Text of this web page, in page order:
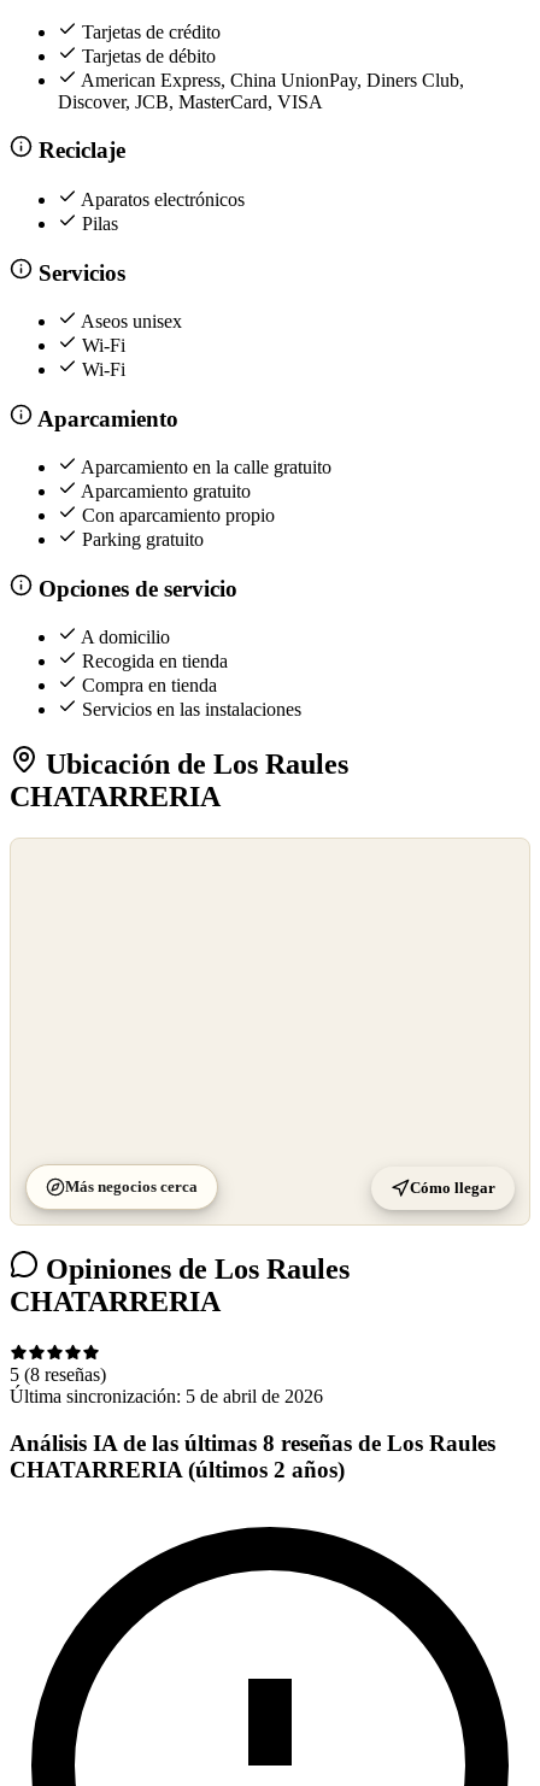
Tarjetas de crédito
Tarjetas de débito
American Express, China UnionPay, Diners Club,
Discover, JCB, MasterCard, VISA
Reciclaje
Aparatos electrónicos
Pilas
Servicios
Aseos unisex
Wi-Fi
Wi-Fi
Aparcamiento
Aparcamiento en la calle gratuito
Aparcamiento gratuito
Con aparcamiento propio
Parking gratuito
Opciones de servicio
A domicilio
Recogida en tienda
Compra en tienda
Servicios en las instalaciones
Ubicación de Los Raules
CHATARRERIA
Más negocios cerca Cómo llegar
Opiniones de Los Raules
CHATARRERIA
5 (8 reseñas)
Última sincronización: 5 de abril de 2026
Análisis IA de las últimas 8 reseñas de Los Raules
CHATARRERIA (últimos 2 años)